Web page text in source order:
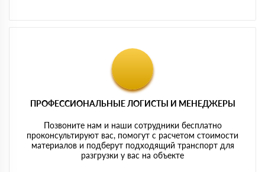
ПРОФЕССИОНАЛЬНЫЕ ЛОГИСТЫ И МЕНЕДЖЕРЫ
Позвоните нам и наши сотрудники бесплатно
проконсультируют вас, помогут с расчетом стоимости
материалов и подберут подходящий транспорт для
разгрузки у вас на объекте